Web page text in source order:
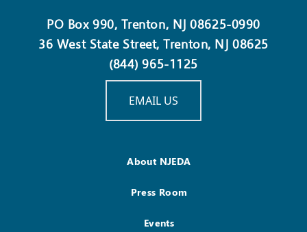
PO Box 990, Trenton, NJ 08625-0990
36 West State Street, Trenton, NJ 08625
(844) 965-1125
EMAIL US
About NJEDA
Press Room
Events